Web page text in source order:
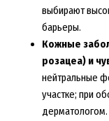
выбирают
барьеры.
Кожные
розацеа) и
нейтральные
участке; при
дерматологом.